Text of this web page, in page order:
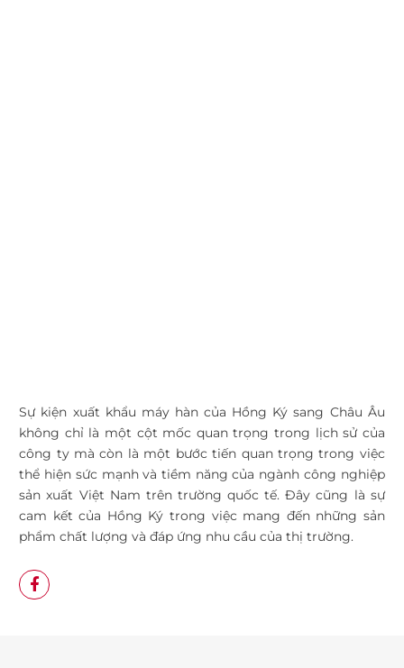
Sự kiện xuất khẩu máy hàn của Hồng Ký sang Châu Âu
không chỉ là một cột mốc quan trọng trong lịch sử của
công ty mà còn là một bước tiến quan trọng trong việc
thể hiện sức mạnh và tiềm năng của ngành công nghiệp
sản xuất Việt Nam trên trường quốc tế. Đây cũng là sự
cam kết của Hồng Ký trong việc mang đến những sản
phẩm chất lượng và đáp ứng nhu cầu của thị trường.